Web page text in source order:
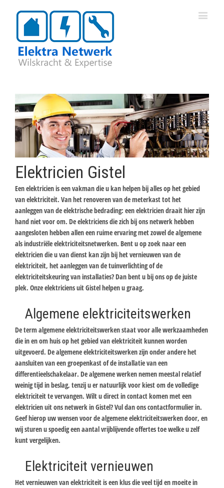
Elektricien Gistel
Een elektricien is een vakman die u kan helpen bij alles op het gebied
van elektriciteit. Van het renoveren van de meterkast tot het
aanleggen van de elektrische bedrading: een elektricien draait hier zijn
hand niet voor om. De elektriciens die zich bij ons netwerk hebben
aangesloten hebben allen een ruime ervaring met zowel de algemene
als industriële elektriciteitsnetwerken. Bent u op zoek naar een
elektricien die u van dienst kan zijn bij het vernieuwen van de
elektriciteit, het aanleggen van de tuinverlichting of de
elektriciteitskeuring van installaties? Dan bent u bij ons op de juiste
plek. Onze elektriciens uit Gistel helpen u graag.
Algemene elektriciteitswerken
De term algemene elektriciteitswerken staat voor alle werkzaamheden
die in en om huis op het gebied van elektriciteit kunnen worden
uitgevoerd. De algemene elektriciteitswerken zijn onder andere het
aansluiten van een groepenkast of de installatie van een
differentieelschakelaar. De algemene werken nemen meestal relatief
weinig tijd in beslag, tenzij u er natuurlijk voor kiest om de volledige
elektriciteit te vervangen. Wilt u direct in contact komen met een
elektricien uit ons netwerk in Gistel? Vul dan ons contactformulier in.
Geef hierop uw wensen voor de algemene elektriciteitswerken door, en
wij sturen u spoedig een aantal vrijblijvende offertes toe welke u zelf
kunt vergelijken.
Elektriciteit vernieuwen
Het vernieuwen van elektriciteit is een klus die veel tijd en moeite in